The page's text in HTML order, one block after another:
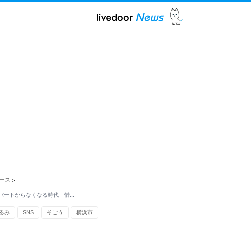
ス >
ートからなくなる時代」惜…
み SNS そごう 横浜市